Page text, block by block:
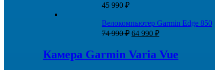
45 990 ₽
Велокомпьютер Garmin Edge 850
74 990₽ Первоначальная
составляла
74
64 990 ₽Текущая
64
990 ₽.
Камера Garmin Varia Vue